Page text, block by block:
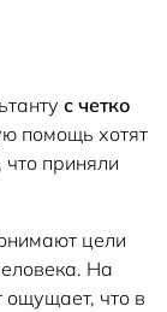
с четко
помощь хотят
приняли
цели
На
ощущает, что в